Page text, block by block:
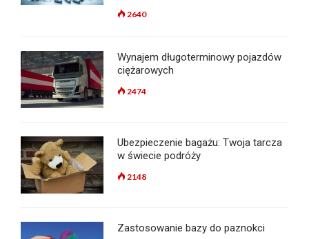
2640
Wynajem długoterminowy pojazdów
ciężarowych
2474
Ubezpieczenie bagażu: Twoja tarcza
w świecie podróży
2148
Zastosowanie bazy do paznokci